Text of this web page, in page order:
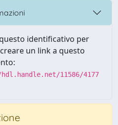
identificativo per
un link a questo
11586/4177